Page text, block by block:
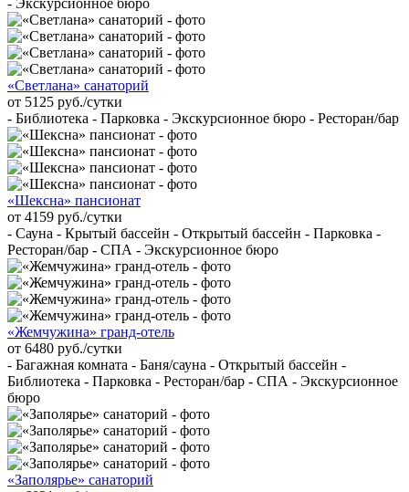
- Экскурсионное бюро
«Светлана» санаторий
от 5125 руб./сутки
- Библиотека - Парковка - Экскурсионное бюро - Ресторан/бар
«Шексна» пансионат
от 4159 руб./сутки
- Сауна - Крытый бассейн - Открытый бассейн - Парковка -
Ресторан/бар - СПА - Экскурсионное бюро
«Жемчужина» гранд-отель
от 6480 руб./сутки
- Багажная комната - Баня/сауна - Открытый бассейн -
Библиотека - Парковка - Ресторан/бар - СПА - Экскурсионное
бюро
«Заполярье» санаторий